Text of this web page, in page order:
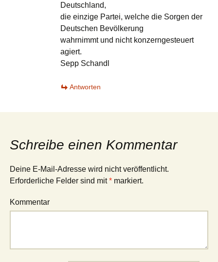
Deutschland,
die einzige Partei, welche die Sorgen der
Deutschen Bevölkerung
wahrnimmt und nicht konzerngesteuert
agiert.
Sepp Schandl
Antworten
Schreibe einen Kommentar
Deine E-Mail-Adresse wird nicht veröffentlicht.
Erforderliche Felder sind mit* markiert.
Kommentar